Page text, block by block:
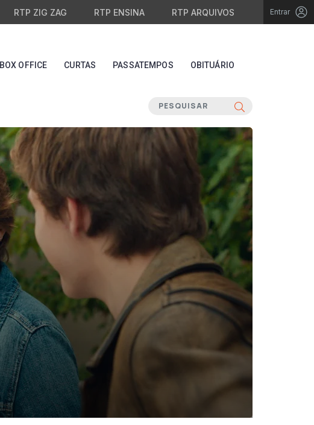
RTP ZIG ZAG RTP ENSINA RTP ARQUIVOS Entrar
BOX OFFICE CURTAS PASSATEMPOS OBITUÁRIO